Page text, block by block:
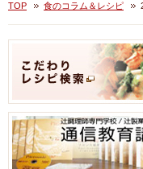
TOP 食のコラム＆レシピ